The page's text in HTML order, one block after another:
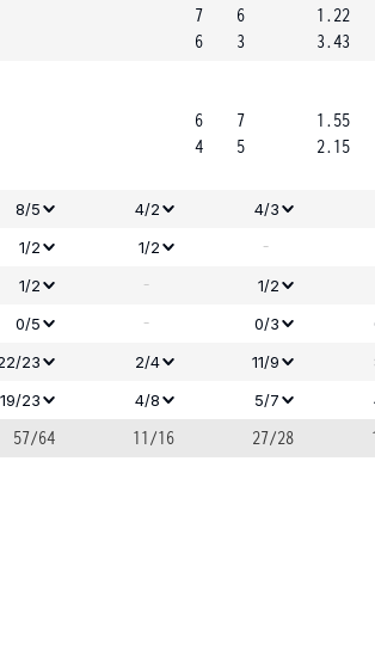
7
6
6
3
1.22
3.43
6
4
7
5
1.55
2.15
8/5 4/2
4/3
1/2 1/2 -
1/2 -
1/2
0/5 - 0/3
23 2/4 11/9
19/23 4/8 5/7
57/64 11/16 27/28